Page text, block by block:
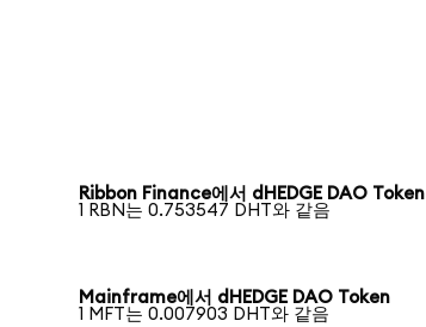
Ribbon Finance에서 dHEDGE DAO Token
1 RBN는 0.753547 DHT와 같음
Mainframe에서 dHEDGE DAO Token
1 MFT는 0.007903 DHT와 같음